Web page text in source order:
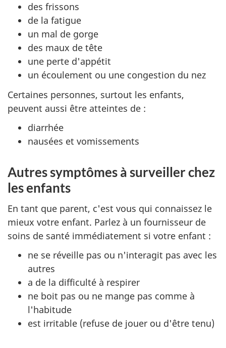
des frissons
de la fatigue
un mal de gorge
des maux de tête
une perte d'appétit
un écoulement ou une congestion du nez
Certaines personnes, surtout les enfants,
peuvent aussi être atteintes de :
diarrhée
nausées et vomissements
Autres symptômes à surveiller chez
les enfants
En tant que parent, c'est vous qui connaissez le
mieux votre enfant. Parlez à un fournisseur de
soins de santé immédiatement si votre enfant :
ne se réveille pas ou n'interagit pas avec les
autres
a de la difficulté à respirer
ne boit pas ou ne mange pas comme à
l'habitude
est irritable (refuse de jouer ou d'être tenu)